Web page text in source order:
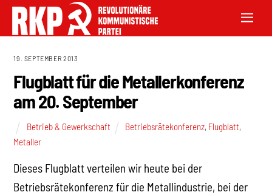
19. SEPTEMBER 2013
Flugblatt für die Metallerkonferenz
am 20. September
Betrieb & Gewerkschaft Betriebsrätekonferenz, Flugblatt,
Metaller
Dieses Flugblatt verteilen wir heute bei der
Betriebsrätekonferenz für die Metallindustrie, bei der